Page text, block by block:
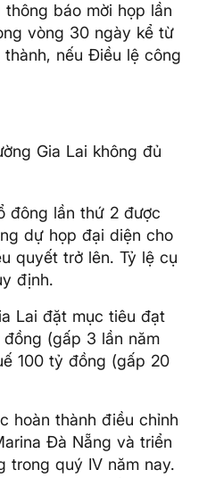
báo mời họp lần
vòng 30 ngày kể từ
nếu Điều lệ công
Gia Lai không đủ
đông lần thứ 2 được
dự họp đại diện cho
quyết trở lên. Tỷ lệ cụ
định.
Lai đặt mục tiêu đạt
(gấp 3 lần năm
100 tỷ đồng (gấp 20
hoàn thành điều chỉnh
Đà Nẵng và triển
trong quý IV năm nay.